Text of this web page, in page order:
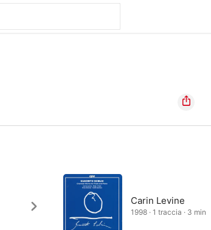
Carin Levine
1998 · 1 traccia · 3 min